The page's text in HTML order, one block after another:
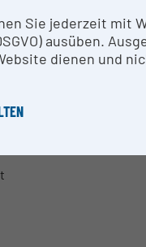
Sie jederzeit mit
ausüben.
dienen und